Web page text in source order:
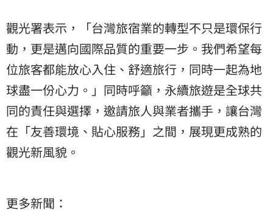
觀光署表示，「台灣旅宿業的轉型不只是環保行
動，更是邁向國際品質的重要一步。我們希望每
位旅客都能放心入住、舒適旅行，同時一起為地
球盡一份心力。」同時呼籲，永續旅遊是全球共
同的責任與選擇，邀請旅人與業者攜手，讓台灣
在「友善環境、貼心服務」之間，展現更成熟的
觀光新風貌。
更多新聞：